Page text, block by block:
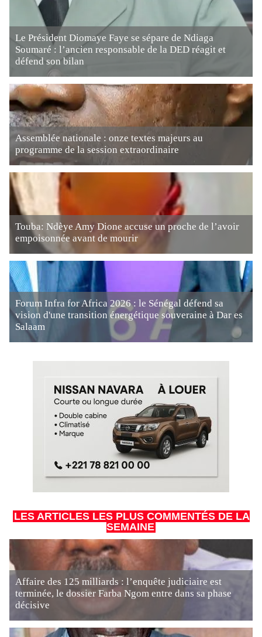
Le Président Diomaye Faye se sépare de Ndiaga
Soumaré : l’ancien responsable de la DED réagit et
défend son bilan
Assemblée nationale : onze textes majeurs au
programme de la session extraordinaire
Touba: Ndèye Amy Dione accuse un proche de l’avoir
empoisonnée avant de mourir
Forum Infra for Africa 2026 : le Sénégal défend sa
vision d'une transition énergétique souveraine à Dar es
Salaam
LES ARTICLES LES PLUS COMMENTÉS DE LA
SEMAINE
Affaire des 125 milliards : l’enquête judiciaire est
terminée, le dossier Farba Ngom entre dans sa phase
décisive